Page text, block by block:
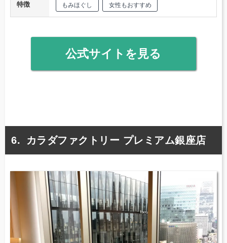
特徴 もみほぐし 女性もおすすめ
公式サイトを見る
カラダファクトリー プレミアム銀座店